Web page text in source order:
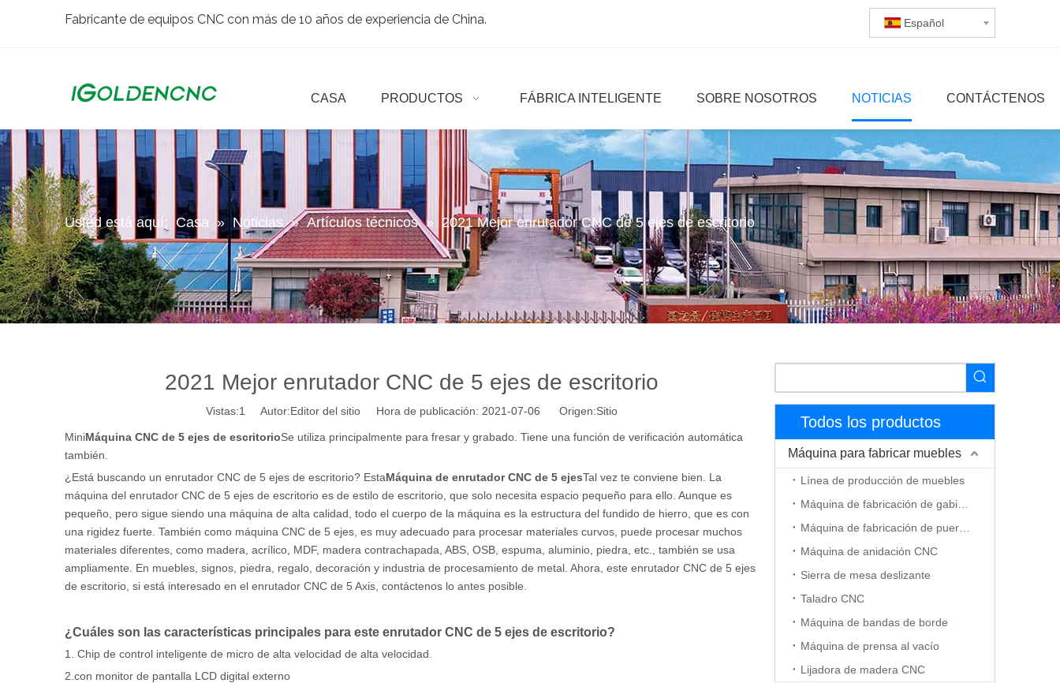
Fabricante de equipos CNC con más de 10 años de experiencia de China. Español
CASA PRODUCTOS FÁBRICA INTELIGENTE SOBRE NOSOTROS NOTICIAS CONTÁCTENOS
Usted está aquí: Casa » Noticias » Artículos técnicos » 2021 Mejor enrutador CNC de 5 ejes de escritorio
2021 Mejor enrutador CNC de 5 ejes de escritorio
Vistas:1 Autor:Editor del sitio Hora de publicación: 2021-07-06 Origen:Sitio
MiniMáquina CNC de 5 ejes de escritorioSe utiliza principalmente para fresar y grabado. Tiene una función de verificación automática
también.
¿Está buscando un enrutador CNC de 5 ejes de escritorio? EstaMáquina de enrutador CNC de 5 ejesTal vez te conviene bien. La
máquina del enrutador CNC de 5 ejes de escritorio es de estilo de escritorio, que solo necesita espacio pequeño para ello. Aunque es
pequeño, pero sigue siendo una máquina de alta calidad, todo el cuerpo de la máquina es la estructura del fundido de hierro, que es con
una rigidez fuerte. También como máquina CNC de 5 ejes, es muy adecuado para procesar materiales curvos, puede procesar muchos
materiales diferentes, como madera, acrílico, MDF, madera contrachapada, ABS, OSB, espuma, aluminio, piedra, etc., también se usa
ampliamente. En muebles, signos, piedra, regalo, decoración y industria de procesamiento de metal. Ahora, este enrutador CNC de 5 ejes
de escritorio, si está interesado en el enrutador CNC de 5 Axis, contáctenos lo antes posible.
¿Cuáles son las características principales para este enrutador CNC de 5 ejes de escritorio?
1. Chip de control inteligente de micro de alta velocidad de alta velocidad.
2.con monitor de pantalla LCD digital externo
Todos los productos
Máquina para fabricar muebles
Línea de producción de muebles
Máquina de anidación CNC
Sierra de mesa deslizante
Taladro CNC
Máquina de bandas de borde
Máquina de prensa al vacío
Lijadora de madera CNC